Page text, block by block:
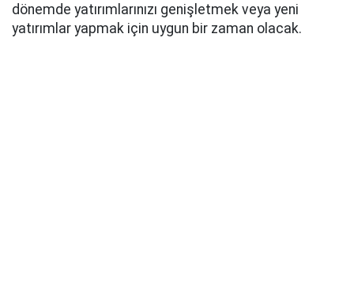
dönemde yatırımlarınızı genişletmek veya yeni
yatırımlar yapmak için uygun bir zaman olacak.